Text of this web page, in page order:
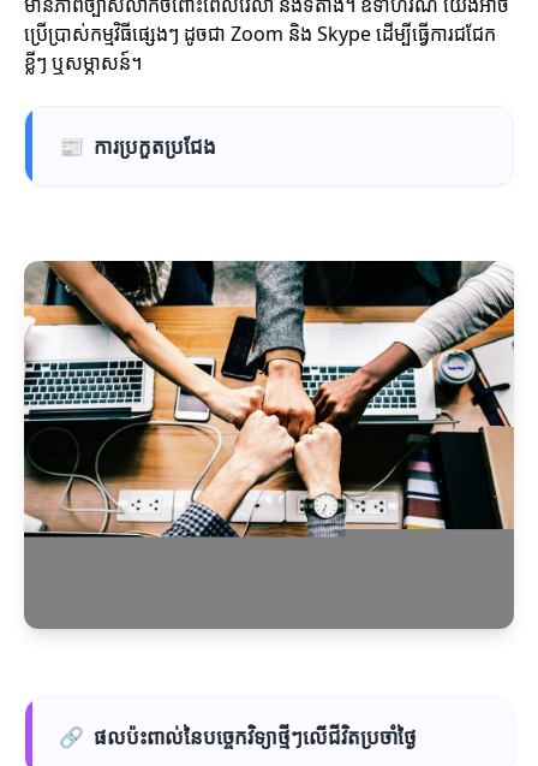
ប្រើប្រាស់កម្មវិធីផ្សេងៗ ដូចជា Zoom និង Skype ដើម្បីធ្វើការជជែក
ខ្លីៗ ឬសម្ភាសន៍។
📰 ការប្រកួតប្រជែង
🔗 ផលប៉ះពាល់នៃបច្ចេកវិទ្យាថ្មីៗលើជីវិតប្រចាំថ្ងៃ